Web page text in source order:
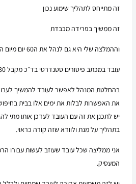
זה מתייחס לתהליך שימוע נכון
זה ממשיך בפרידה מכבדת
וההמלצה שלי היא גם לנהל את ה60 יום מיום ההודעה.
עובד במכתב פיטורים סטנדרטי בד״כ מקבל 30 יום הודעה מראש.
בהחלטת המנהל לאפשר לעובד להמשיך
את האפשרות לבלות את ימים אלו בבית
יש לתכנן את זה עם העובד לעדכן אותו מתי
בתהליך על מנת ולוודא שזה קורה כראוי.
אני ממליצה שכל עובד שעוזב לעשות עבורו
המעסיק.